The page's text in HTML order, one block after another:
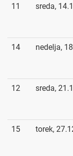
11 sreda,
14 nedelja,
12 sreda,
15 torek,